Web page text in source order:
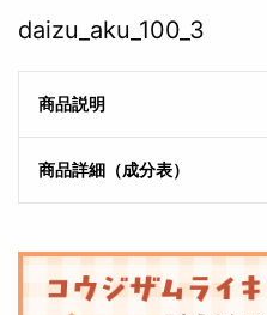
daizu_aku_100_3
商品説明
商品詳細（成分表）